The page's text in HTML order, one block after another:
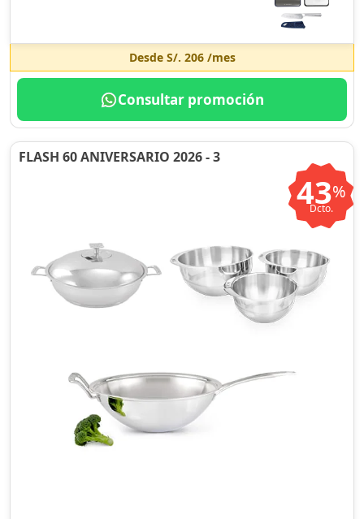
Desde S/. 206/mes
Consultar promoción
FLASH 60 ANIVERSARIO 2026 - 3
43%
Dcto.